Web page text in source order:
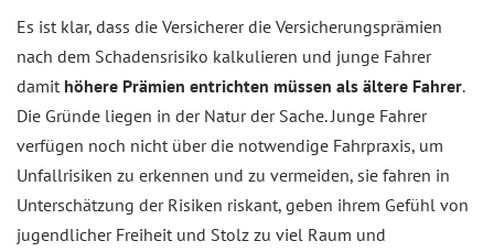
Es ist klar, dass die Versicherer die Versicherungsprämien
nach dem Schadensrisiko kalkulieren und junge Fahrer
damit höhere Prämien entrichten müssen als ältere Fahrer.
Die Gründe liegen in der Natur der Sache. Junge Fahrer
verfügen noch nicht über die notwendige Fahrpraxis, um
Unfallrisiken zu erkennen und zu vermeiden, sie fahren in
Unterschätzung der Risiken riskant, geben ihrem Gefühl von
jugendlicher Freiheit und Stolz zu viel Raum und